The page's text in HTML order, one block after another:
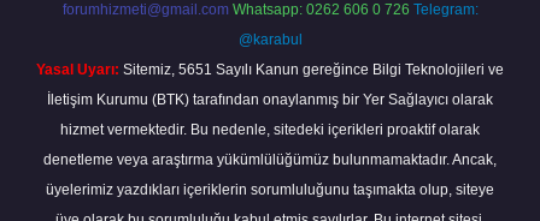
forumhizmeti@gmail.com Whatsapp: 0262 606 0 726 Telegram:
@karabul
Yasal Uyarı: Sitemiz, 5651 Sayılı Kanun gereğince Bilgi Teknolojileri ve
İletişim Kurumu (BTK) tarafından onaylanmış bir Yer Sağlayıcı olarak
hizmet vermektedir. Bu nedenle, sitedeki içerikleri proaktif olarak
denetleme veya araştırma yükümlülüğümüz bulunmamaktadır. Ancak,
üyelerimiz yazdıkları içeriklerin sorumluluğunu taşımakta olup, siteye